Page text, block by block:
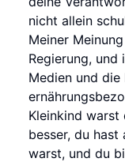
nicht allein
Meiner
Regierung,
Medien und die
Kleinkind warst
besser, du
warst, und du